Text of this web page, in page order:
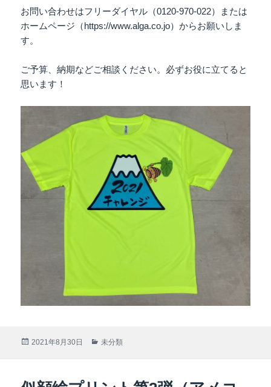
お問い合わせはフリーダイヤル（0120-970-022）または
ホームページ（https://www.alga.co.jo）からお願いしま
す。
ご予算、納期などご相談ください。必ずお役に立てると
思います！
投
2021年8月30日
カ
未分類